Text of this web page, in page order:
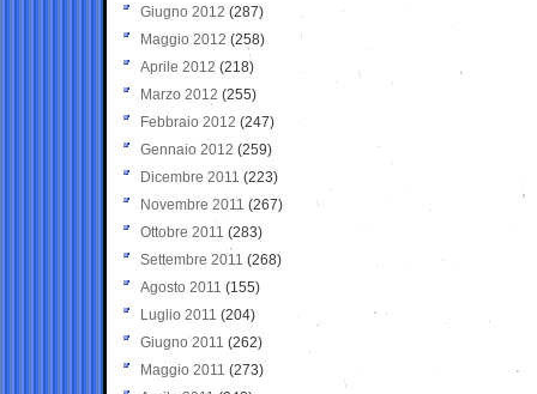
Giugno 2012 (287)
Maggio 2012 (258)
Aprile 2012 (218)
Marzo 2012 (255)
Febbraio 2012 (247)
Gennaio 2012 (259)
Dicembre 2011 (223)
Novembre 2011 (267)
Ottobre 2011 (283)
Settembre 2011 (268)
Agosto 2011 (155)
Luglio 2011 (204)
Giugno 2011 (262)
Maggio 2011 (273)